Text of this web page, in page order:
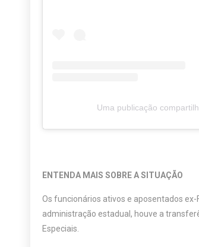
Uma publicação
ENTENDA MAIS SOBRE A SITUAÇÃO
Os funcionários ativos e aposentados
administração estadual, houve a
Especiais.